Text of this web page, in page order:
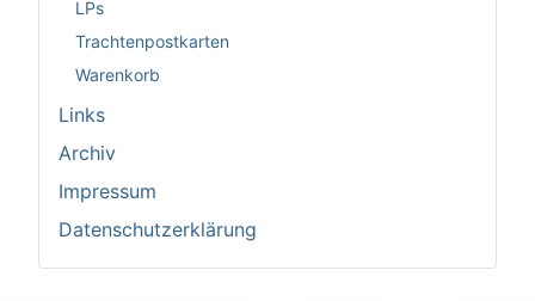
LPs
Trachtenpostkarten
Warenkorb
Links
Archiv
Impressum
Datenschutzerklärung